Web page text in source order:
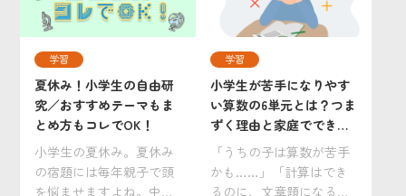
ぽーと堺（大阪府）で開
催される「エデュテ […]
「理英会」が開催する
『あきやまかぜさぶろう
学習
夏休み！小学生の自由研
究／おすすめテーマもま
とめ方もコレでOK！
小学生の夏休み。夏休み
の宿題には毎年親子で頭
を悩ませますよね。中で
学習
小学生が苦手になりやす
い算数の6単元とは？つま
ずく理由と家庭でできる
克服法
「うちの子は算数が苦手
かも……」「計算はでき
るのに、文章題になると